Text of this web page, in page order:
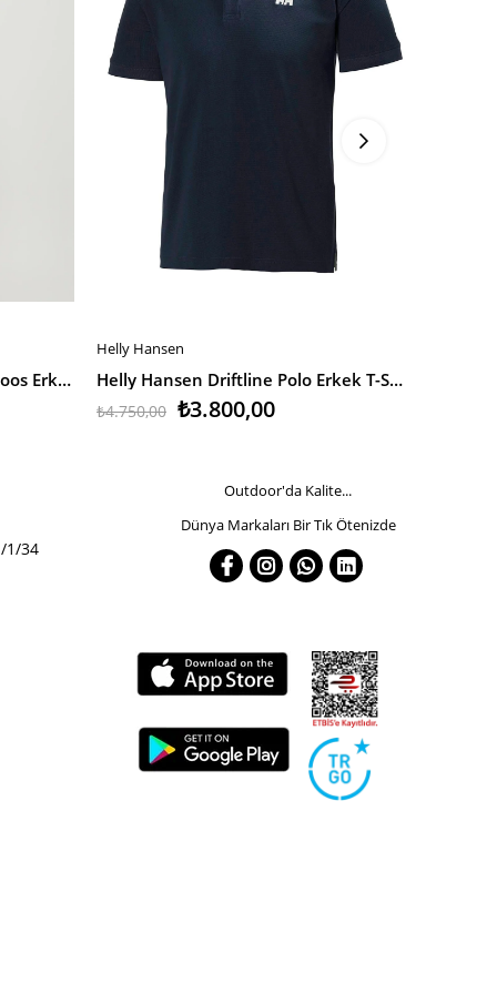
Jack & Jones Jjebasic Polo Ss Noos Erkek T-Shirt
SEPETE EKLE
Helly Hansen
Helly Hansen Driftline Polo Erkek T-Shirt
₺3.800,00
₺4.750,00
1/34
Outdoor'da Kalite...
Dünya Markaları Bir Tık Ötenizde